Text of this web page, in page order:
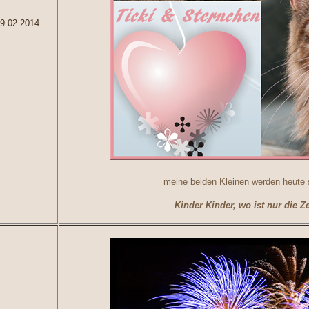
meine beiden Kleinen werden
Kinder Kinder, wo ist nur die